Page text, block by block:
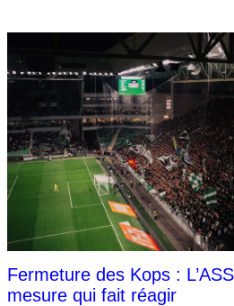
Fermeture des Kops :
mesure qui fait réagir